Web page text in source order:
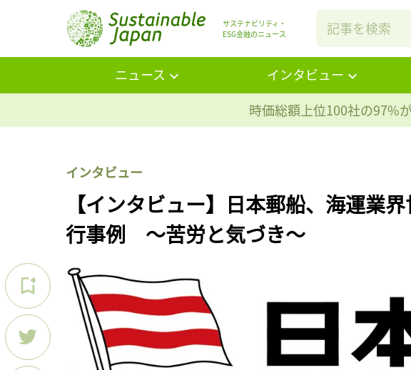
サステナビリティ・
ESG金融のニュース
ニュース インタビュー
時価総額上位100社の97%
インタビュー
【インタビュー】日本郵船、海運業
行事例 〜苦労と気づき〜